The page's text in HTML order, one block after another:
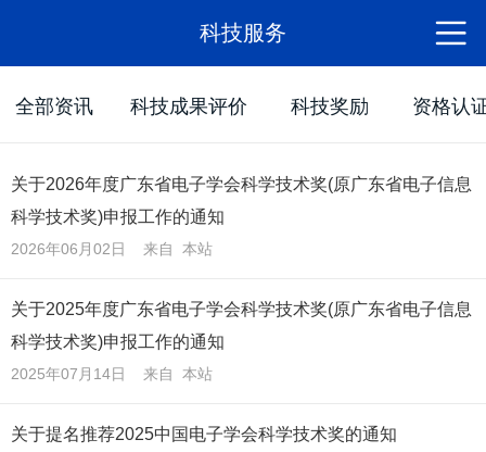
科技服务
全部资讯 科技成果评价 科技奖励 资格认
关于2026年度广东省电子学会科学技术奖(原广东省电子信息
科学技术奖)申报工作的通知
2026年06月02日 来自 本站
关于2025年度广东省电子学会科学技术奖(原广东省电子信息
科学技术奖)申报工作的通知
2025年07月14日 来自 本站
关于提名推荐2025中国电子学会科学技术奖的通知